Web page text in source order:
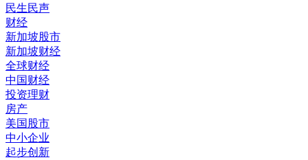
民生民声
财经
新加坡股市
新加坡财经
全球财经
中国财经
投资理财
房产
美国股市
中小企业
起步创新